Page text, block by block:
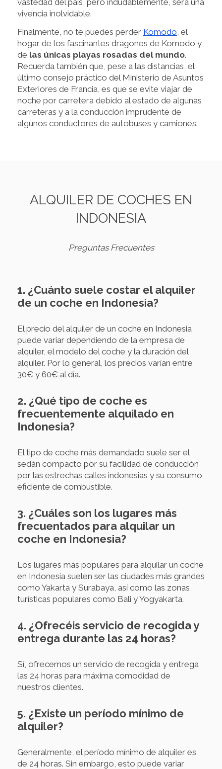
vivencia inolvidable.
Finalmente, no te puedes perder Komodo , el
hogar de los fascinantes dragones de Komodo y
de las únicas playas rosadas del mundo.
Recuerda también que, pese a las distancias, el
último consejo práctico del Ministerio de Asuntos
Exteriores de Francia, es que se evite viajar de
noche por carretera debido al estado de algunas
carreteras y a la conducción imprudente de
algunos conductores de autobuses y camiones.
ALQUILER DE COCHES EN
INDONESIA
Preguntas Frecuentes
1. ¿Cuánto suele costar el alquiler
de un coche en Indonesia?
El precio del alquiler de un coche en Indonesia
puede variar dependiendo de la empresa de
alquiler, el modelo del coche y la duración del
alquiler. Por lo general, los precios varían entre
30€ y 60€ al día.
2. ¿Qué tipo de coche es
frecuentemente alquilado en
Indonesia?
El tipo de coche más demandado suele ser el
sedán compacto por su facilidad de conducción
por las estrechas calles indonesias y su consumo
eficiente de combustible.
3. ¿Cuáles son los lugares más
frecuentados para alquilar un
coche en Indonesia?
Los lugares más populares para alquilar un coche
en Indonesia suelen ser las ciudades más grandes
como Yakarta y Surabaya, así como las zonas
turísticas populares como Bali y Yogyakarta.
4. ¿Ofrecéis servicio de recogida y
entrega durante las 24 horas?
Sí, ofrecemos un servicio de recogida y entrega
las 24 horas para máxima comodidad de
nuestros clientes.
5. ¿Existe un período mínimo de
alquiler?
Generalmente, el período mínimo de alquiler es
de 24 horas. Sin embargo, esto puede variar